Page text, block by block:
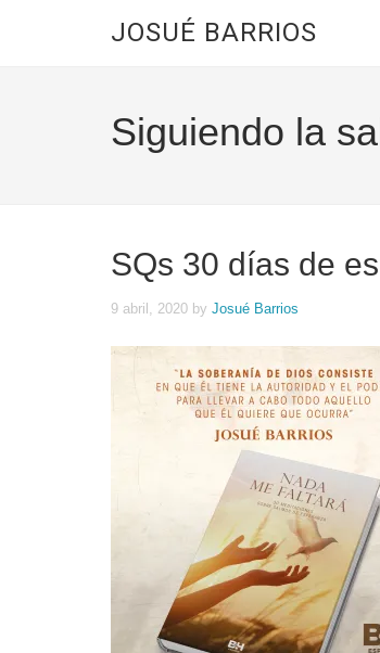
JOSUÉ BARRIOS
Siguiendo la
SQs 30 días de
9 abril, 2020 by Josué Barrios